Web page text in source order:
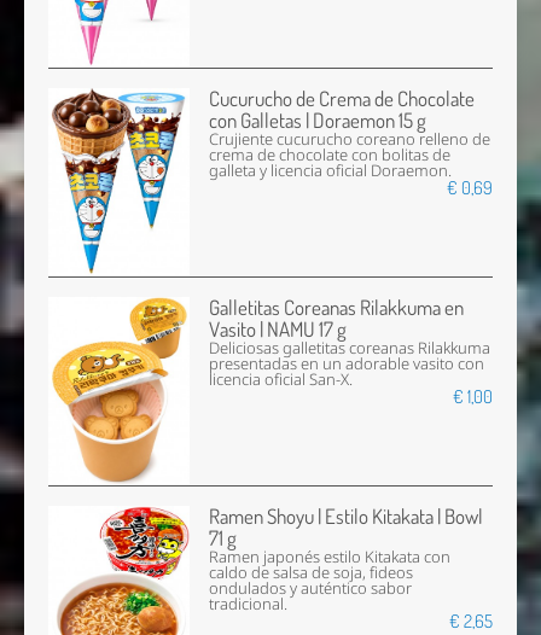
Cucurucho de Crema de Chocolate
con Galletas | Doraemon 15 g
Crujiente cucurucho coreano relleno de
crema de chocolate con bolitas de
galleta y licencia oficial Doraemon.
€ 0,69
Galletitas Coreanas Rilakkuma en
Vasito | NAMU 17 g
Deliciosas galletitas coreanas Rilakkuma
presentadas en un adorable vasito con
licencia oficial San-X.
€ 1,00
Ramen Shoyu | Estilo Kitakata | Bowl
71 g
Ramen japonés estilo Kitakata con
caldo de salsa de soja, fideos
ondulados y auténtico sabor
tradicional.
€ 2,65